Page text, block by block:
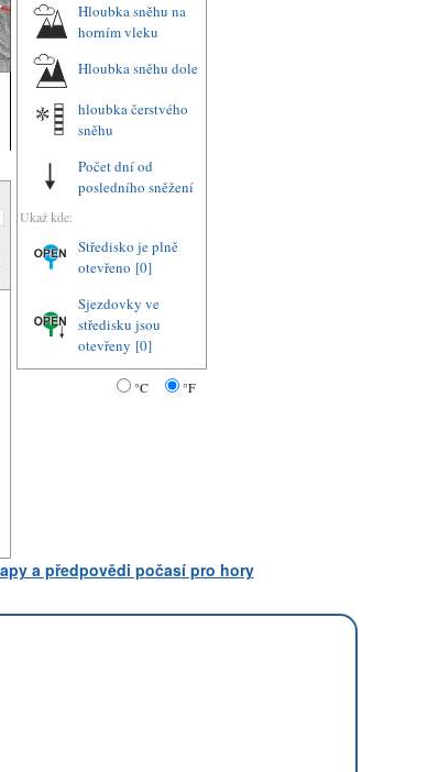
Hloubka sněhu na
horním vleku
Hloubka sněhu dole
hloubka čerstvého
sněhu
Počet dní od
posledního sněžení
Ukaž kde:
Středisko je plně
otevřeno [0]
Sjezdovky ve
středisku jsou
otevřeny [0]
°C °F
a předpovědi počasí pro hory